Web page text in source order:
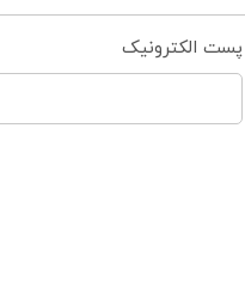
پست الکترونیک